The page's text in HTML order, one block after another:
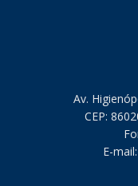
Av.
CEP:
E-